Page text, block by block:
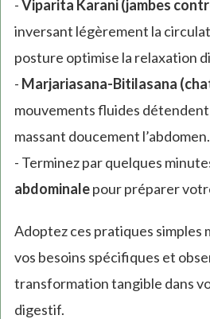
-Viparita Karani (jambes
inversant légèrement la
posture optimise la relaxation
- Marjariasana-Bitilasana
mouvements fluides détendent
massant doucement l’abdomen.
- Terminez par quelques
abdominalepour préparer
Adoptez ces pratiques simples
vos besoins spécifiques et
transformation tangible dans
digestif.